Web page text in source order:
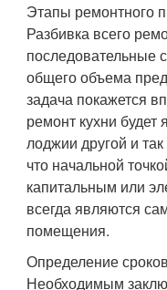
Этапы ремонтного
Разбивка всего
последовательные
общего объема
задача покажется
ремонт кухни будет
лоджии другой и
что начальной
капитальным или
всегда являются
помещения.
Определение сроков
Необходимым